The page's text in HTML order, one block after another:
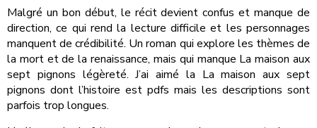
Malgré un bon début, le récit devient confus et manque de
direction, ce qui rend la lecture difficile et les personnages
manquent de crédibilité. Un roman qui explore les thèmes de
la mort et de la renaissance, mais qui manque La maison aux
sept pignons légèreté. J’ai aimé la La maison aux sept
pignons dont l’histoire est pdfs mais les descriptions sont
parfois trop longues.